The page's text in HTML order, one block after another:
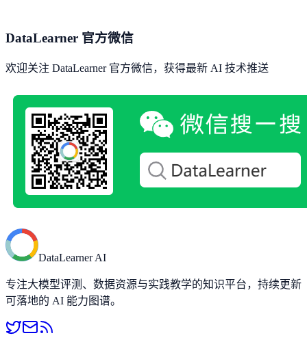
DataLearner 官方微信
欢迎关注 DataLearner 官方微信，获得最新 AI 技术推送
DataLearner AI
专注大模型评测、数据资源与实践教学的知识平台，持续更新
可落地的 AI 能力图谱。